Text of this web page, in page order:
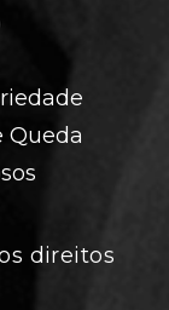
Queda
direitos